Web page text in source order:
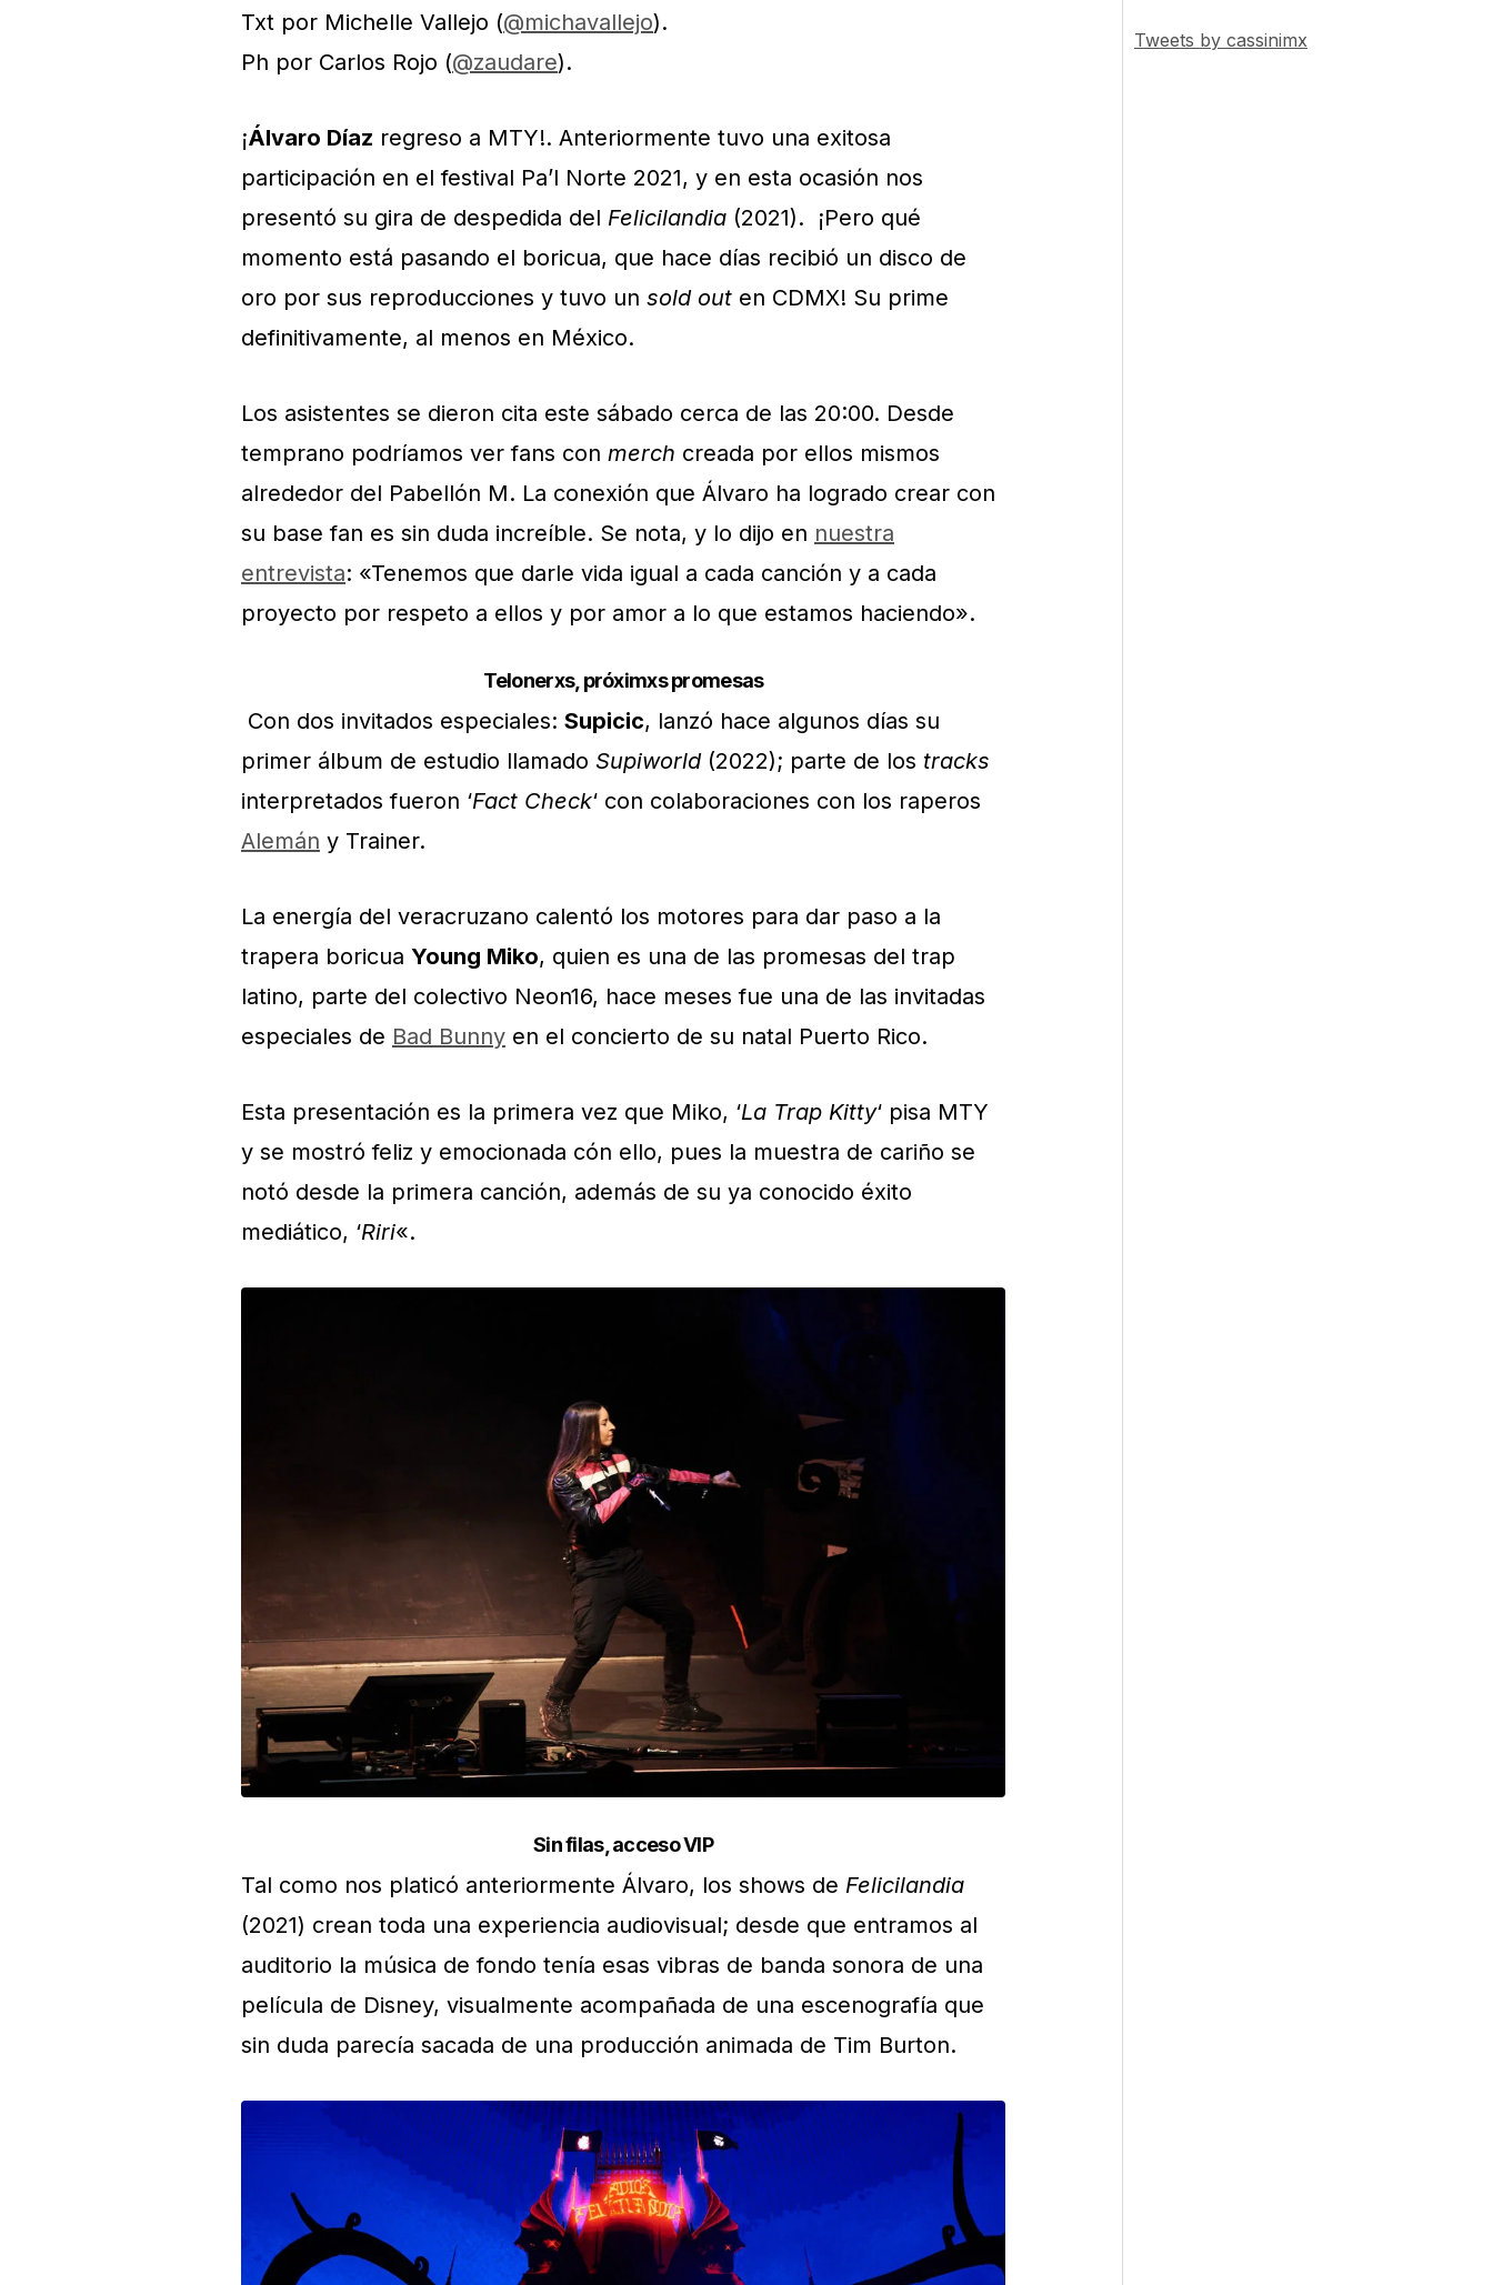
Txt por Michelle Vallejo (@michavallejo).
Ph por Carlos Rojo (@zaudare).
¡Álvaro Díaz regreso a MTY!. Anteriormente tuvo una exitosa
participación en el festival Pa’l Norte 2021, y en esta ocasión nos
presentó su gira de despedida del Felicilandia (2021). ¡Pero qué
momento está pasando el boricua, que hace días recibió un disco de
oro por sus reproducciones y tuvo un sold out en CDMX! Su prime
definitivamente, al menos en México.
Los asistentes se dieron cita este sábado cerca de las 20:00. Desde
temprano podríamos ver fans con merch creada por ellos mismos
alrededor del Pabellón M. La conexión que Álvaro ha logrado crear con
su base fan es sin duda increíble. Se nota, y lo dijo en nuestra
entrevista: «Tenemos que darle vida igual a cada canción y a cada
proyecto por respeto a ellos y por amor a lo que estamos haciendo».
Telonerxs, próximxs promesas
Con dos invitados especiales: Supicic, lanzó hace algunos días su
primer álbum de estudio llamado Supiworld(2022); parte de los tracks
interpretados fueron ‘Fact Check‘ con colaboraciones con los raperos
Alemán y Trainer.
La energía del veracruzano calentó los motores para dar paso a la
trapera boricua Young Miko, quien es una de las promesas del trap
latino, parte del colectivo Neon16, hace meses fue una de las invitadas
especiales de Bad Bunny en el concierto de su natal Puerto Rico.
Esta presentación es la primera vez que Miko, ‘La Trap Kitty‘ pisa MTY
y se mostró feliz y emocionada cón ello, pues la muestra de cariño se
notó desde la primera canción, además de su ya conocido éxito
mediático, ‘Riri«.
Sin filas, acceso VIP
Tal como nos platicó anteriormente Álvaro, los shows de Felicilandia
(2021) crean toda una experiencia audiovisual; desde que entramos al
auditorio la música de fondo tenía esas vibras de banda sonora de una
película de Disney, visualmente acompañada de una escenografía que
sin duda parecía sacada de una producción animada de Tim Burton.
Tweets by cassinimx